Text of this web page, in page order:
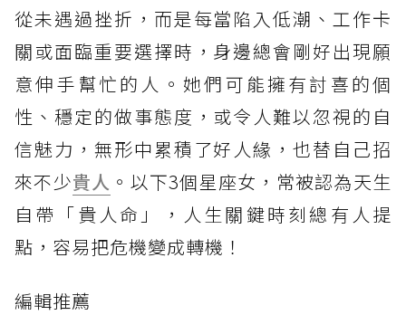
從未遇過挫折，而是每當陷入低潮、工作卡
關或面臨重要選擇時，身邊總會剛好出現願
意伸手幫忙的人。她們可能擁有討喜的個
性、穩定的做事態度，或令人難以忽視的自
信魅力，無形中累積了好人緣，也替自己招
來不少貴人 。以下3個星座女，常被認為天生
自帶「貴人命」，人生關鍵時刻總有人提
點，容易把危機變成轉機！
編輯推薦